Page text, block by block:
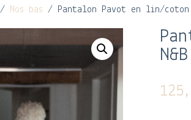
/ Nos bas / Pantalon Pavot en lin/coton
N&B